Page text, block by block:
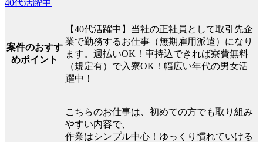
40代活躍中
案件のおすす
めポイント
【40代活躍中】当社の正社員として取引先企
業で勤務するお仕事（無期雇用派遣）になり
ます。週払いOK！車持込できれば寮費無料
（規定有）で入寮OK！幅広い年代の男女活
躍中！
こちらのお仕事は、初めての方でも取り組み
やすい内容で、
作業はシンプル中心！ゆっくり慣れていける